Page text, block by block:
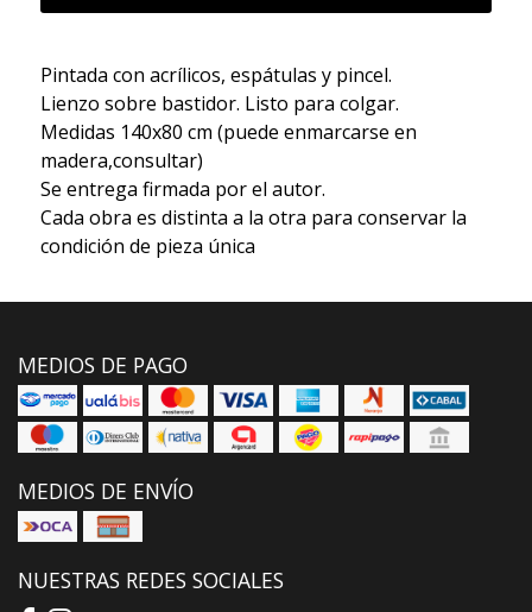
Pintada con acrílicos, espátulas y pincel.
Lienzo sobre bastidor. Listo para colgar.
Medidas 140x80 cm (puede enmarcarse en
madera,consultar)
Se entrega firmada por el autor.
Cada obra es distinta a la otra para conservar la
condición de pieza única
MEDIOS DE PAGO
MEDIOS DE ENVÍO
NUESTRAS REDES SOCIALES